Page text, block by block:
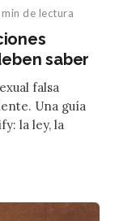
de lectura
saber
falsa
Una guía
la ley, la